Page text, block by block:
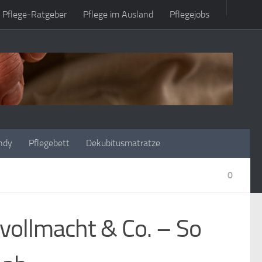
Pflege-Ratgeber Pflege im Ausland Pflegejobs
Pflegebett Dekubitusmatratze
0
& Co. – So